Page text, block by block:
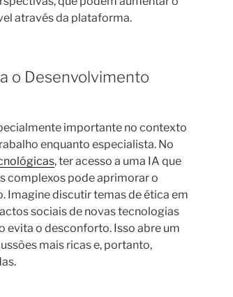
através da plataforma.
o Desenvolvimento
importante no contexto
enquanto especialista. No
, ter acesso a uma IA que
complexos pode aprimorar o
Imagine discutir temas de ética em
sociais de novas tecnologias
evita o desconforto. Isso abre um
mais ricas e, portanto,